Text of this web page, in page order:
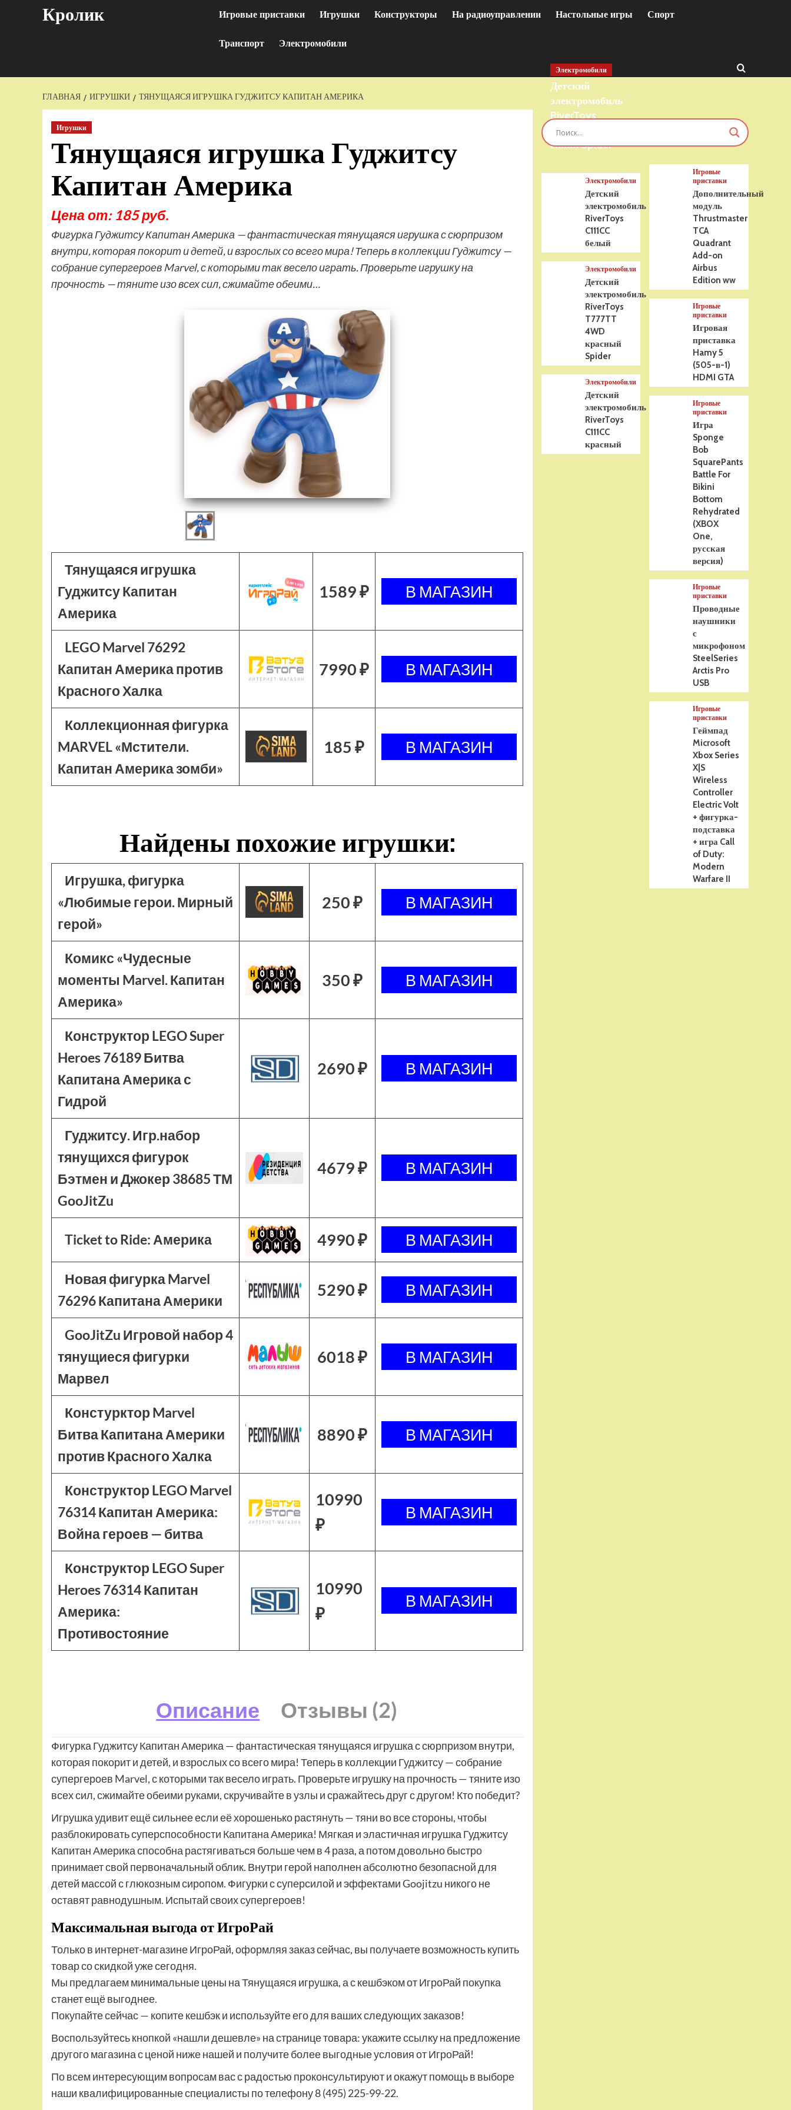
Кролик Игровые приставки Игрушки Конструкторы На радиоуправлении Настольные игры Спорт
Транспорт Электромобили
ГЛАВНАЯ ИГРУШКИ ТЯНУЩАЯСЯ ИГРУШКА ГУДЖИТСУ КАПИТАН АМЕРИКА
Игрушки
Тянущаяся игрушка Гуджитсу
Капитан Америка
Цена от: 185 руб.
Фигурка Гуджитсу Капитан Америка — фантастическая тянущаяся игрушка с сюрпризом
внутри, которая покорит и детей, и взрослых со всего мира! Теперь в коллекции Гуджитсу —
собрание супергероев Marvel, с которыми так весело играть. Проверьте игрушку на
прочность — тяните изо всех сил, сжимайте обеими…
Тянущаяся игрушка
Гуджитсу Капитан
Америка
1589 ₽
LEGO Marvel 76292
Капитан Америка против
Красного Халка
7990 ₽
Коллекционная фигурка
MARVEL «Мстители.
Капитан Америка зомби»
185 ₽
Найдены похожие игрушки:
Игрушка, фигурка
«Любимые герои. Мирный
герой»
250 ₽
Комикс «Чудесные
моменты Marvel. Капитан
Америка»
350 ₽
Конструктор LEGO Super
Heroes 76189 Битва
Капитана Америка с
Гидрой
2690 ₽
Гуджитсу. Игр.набор
тянущихся фигурок
Бэтмен и Джокер 38685 ТМ
GooJitZu
4679 ₽
Ticket to Ride: Америка 4990 ₽
Новая фигурка Marvel
76296 Капитана Америки
5290 ₽
GooJitZu Игровой набор 4
тянущиеся фигурки
Марвел
6018 ₽
Констурктор Marvel
Битва Капитана Америки
против Красного Халка
8890 ₽
Конструктор LEGO Marvel
76314 Капитан Америка:
Война героев — битва
10990
₽
Конструктор LEGO Super
Heroes 76314 Капитан
Америка:
Противостояние
10990
₽
Описание Отзывы (2)
Фигурка Гуджитсу Капитан Америка — фантастическая тянущаяся игрушка с сюрпризом внутри,
которая покорит и детей, и взрослых со всего мира! Теперь в коллекции Гуджитсу — собрание
супергероев Marvel, с которыми так весело играть. Проверьте игрушку на прочность — тяните изо
всех сил, сжимайте обеими руками, скручивайте в узлы и сражайтесь друг с другом! Кто победит?
Игрушка удивит ещё сильнее если её хорошенько растянуть — тяни во все стороны, чтобы
разблокировать суперспособности Капитана Америка! Мягкая и эластичная игрушка Гуджитсу
Капитан Америка способна растягиваться больше чем в 4 раза, а потом довольно быстро
принимает свой первоначальный облик. Внутри герой наполнен абсолютно безопасной для
детей массой с глюкозным сиропом. Фигурки с суперсилой и эффектами Goojitzu никого не
оставят равнодушным. Испытай своих супергероев!
Максимальная выгода от ИгроРай
Только в интернет-магазине ИгроРай, оформляя заказ сейчас, вы получаете возможность купить
товар со скидкой уже сегодня.
Мы предлагаем минимальные цены на Тянущаяся игрушка, а с кешбэком от ИгроРай покупка
станет ещё выгоднее.
Покупайте сейчас — копите кешбэк и используйте его для ваших следующих заказов!
Воспользуйтесь кнопкой «нашли дешевле» на странице товара: укажите ссылку на предложение
другого магазина с ценой ниже нашей и получите более выгодные условия от ИгроРай!
По всем интересующим вопросам вас с радостью проконсультируют и окажут помощь в выборе
наши квалифицированные специалисты по телефону 8 (495) 225-99-22.
Электромобили
Детский
электромобиль
RiverToys
T777TT 4WD
синий Spider
Электромобили
Детский
электромобиль
RiverToys
C111CC
белый
Электромобили
Детский
электромобиль
RiverToys
T777TT
4WD
красный
Spider
Электромобили
Детский
электромобиль
RiverToys
C111CC
красный
Игровые
приставки
Дополнительный
модуль
Thrustmaster
TCA
Quadrant
Add-on
Airbus
Edition ww
Игровые
приставки
Игровая
приставка
Hamy 5
(505-в-1)
HDMI GTA
Игровые
приставки
Игра
Sponge
Bob
SquarePants
Battle For
Bikini
Bottom
Rehydrated
(XBOX
One,
русская
версия)
Игровые
приставки
Проводные
наушники
с
микрофоном
SteelSeries
Arctis Pro
USB
Игровые
приставки
Геймпад
Microsoft
Xbox Series
X|S
Wireless
Controller
Electric Volt
+ фигурка-
подставка
+ игра Call
of Duty:
Modern
Warfare II